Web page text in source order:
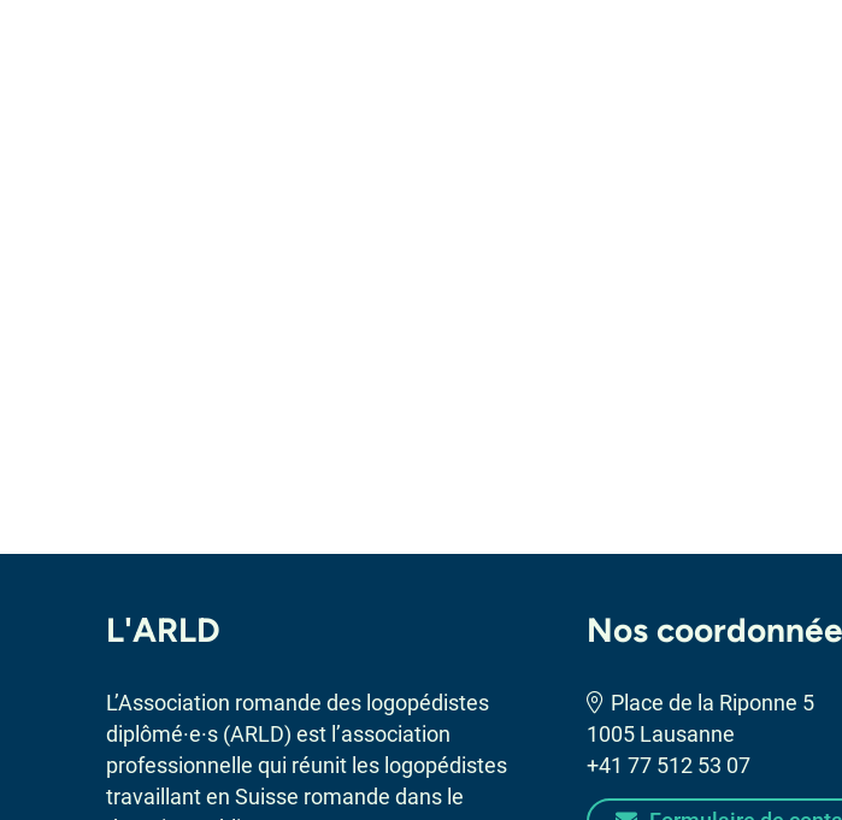
L'ARLD
L’Association romande des logopédistes
diplômé·e·s (ARLD) est l’association
professionnelle qui réunit les logopédistes
travaillant en Suisse romande dans le
Nos
Place de la Riponne 5
1005 Lausanne
+41 77 512 53 07